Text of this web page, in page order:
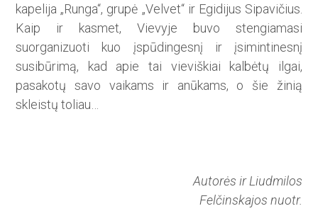
kapelija „Runga“, grupė „Velvet“ ir Egidijus Sipavičius.
Kaip ir kasmet, Vievyje buvo stengiamasi
suorganizuoti kuo įspūdingesnį ir įsimintinesnį
susibūrimą, kad apie tai vieviškiai kalbėtų ilgai,
pasakotų savo vaikams ir anūkams, o šie žinią
skleistų toliau…
Autorės ir Liudmilos
Felčinskajos nuotr.